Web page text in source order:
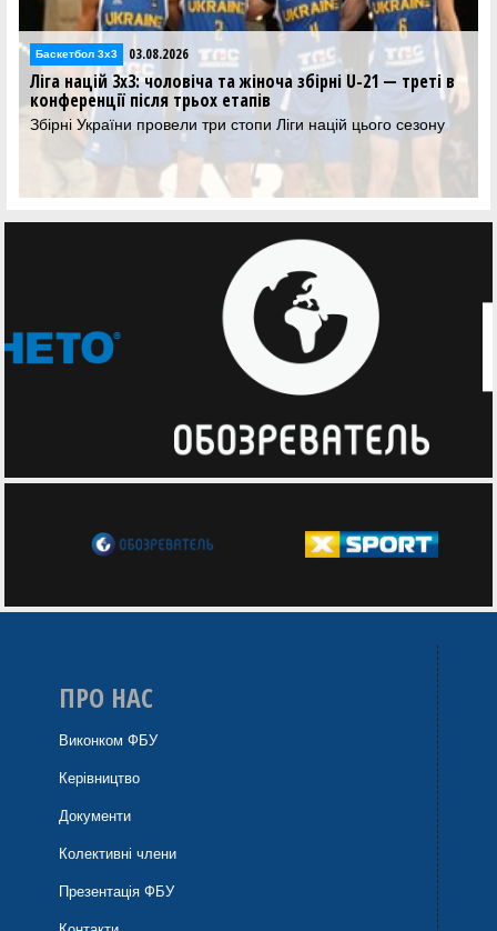
Баскетбол 3х3 03.08.2026
Ліга націй 3х3: чоловіча та жіноча збірні U-21 — треті в
конференції після трьох етапів
Збірні України провели три стопи Ліги націй цього сезону
ПРО НАС
Виконком ФБУ
Керівництво
Документи
Колективні члени
Презентація ФБУ